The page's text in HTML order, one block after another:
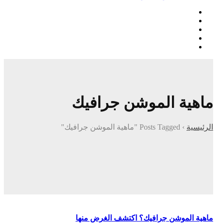
ماهية الموشن جرافيك
الرئيسية › Posts Tagged "ماهية الموشن جرافيك"
ماهية الموشن جرافيك؟ اكتشف الغرض منها